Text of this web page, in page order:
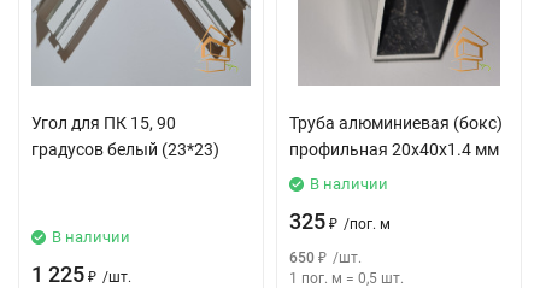
Угол для ПК 15, 90
градусов белый (23*23)
В наличии
1 225 ₽ /шт.
Труба алюминиевая (бокс)
профильная 20х40х1.4 мм
В наличии
325 ₽ /пог. м
650 ₽ /шт.
1 пог. м = 0,5 шт.